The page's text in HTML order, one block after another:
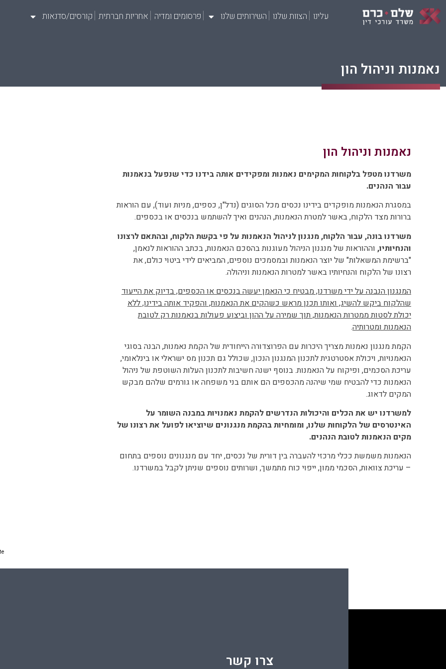
עלינו הצוות שלנו השירותים שלנו פרסומים ומדיה אחריות חברתית קורסים/סדנאות
נאמנות וניהול הון
נאמנות וניהול הון
משרדנו מטפל בלקוחות המקימים נאמנות ומפקידים אותה בידנו כדי שנפעל בנאמנות
עבור הנהנים.
במסגרת הנאמנות מופקדים בידינו נכסים מכל הסוגים (נדל"ן, כספים, מניות ועוד), עם הוראות
ברורות מצד הלקוח, באשר למטרת הנאמנות, הנהנים ואיך להשתמש בנכסים או בכספים.
משרדנו בונה, עבור הלקוח, מנגנון לניהול הנאמנות על פי בקשת הלקוח, ובהתאם לרצונו
והנחיותיו, וההוראות של מנגנון הניהול מעוגנות בהסכם הנאמנות, בכתב ההוראות לנאמן,
"ברשימת המשאלות" של יוצר הנאמנות ובמסמכים נוספים, המביאים לידי ביטוי כולם, את
רצונו של הלקוח והנחיותיו באשר למטרות הנאמנות וניהולה.
המנגנון הנבנה על ידי משרדנו, מבטיח כי הנאמן יעשה בנכסים או הכספים, בדיוק את הייעוד
שהלקוח ביקש להשיג, ואותו תכנן מראש כשהקים את הנאמנות, והפקיד אותה בידינו, ללא
יכולת לסטות ממטרות הנאמנות, תוך שמירה על ההון וביצוע פעולות בנאמנות רק לטובת
הנאמנות ומטרותיה.
הקמת מנגנון נאמנות מצריך היכרות עם הפרוצדורה הייחודית של הקמת נאמנות, הבנה בסוגי
הנאמנויות, ויכולת אסטרטגית לתכנון המנגנון הנכון, שכולל גם תכנון מס ישראלי או בינלאומי,
עריכת הסכמים, ופיקוח על הנאמנות.בנוסף ישנה חשיבות לתכנון העלות השוטפת של ניהול
הנאמנות כדי להבטיח שמי שיהנה מהכספים הם אותם בני משפחה או גורמים שלהם מבקש
המקים לדאוג.
למשרדנו יש את הכלים והיכולות הנדרשים להקמת נאמנויות במבנה השומר על
האינטרסים של הלקוחות שלנו, ומומחיות בהקמת מנגנונים שיוציאו לפועל את רצונו של
מקים הנאמנות לטובת הנהנים.
הנאמנות משמשת ככלי מרכזי להעברה בין דורית של נכסים, יחד עם מנגנונים נוספים בתחום
– עריכת צוואות, הסכמי ממון, ייפוי כוח מתמשך, ושרותים נוספים שניתן לקבל במשרדנו.
צרו קשר